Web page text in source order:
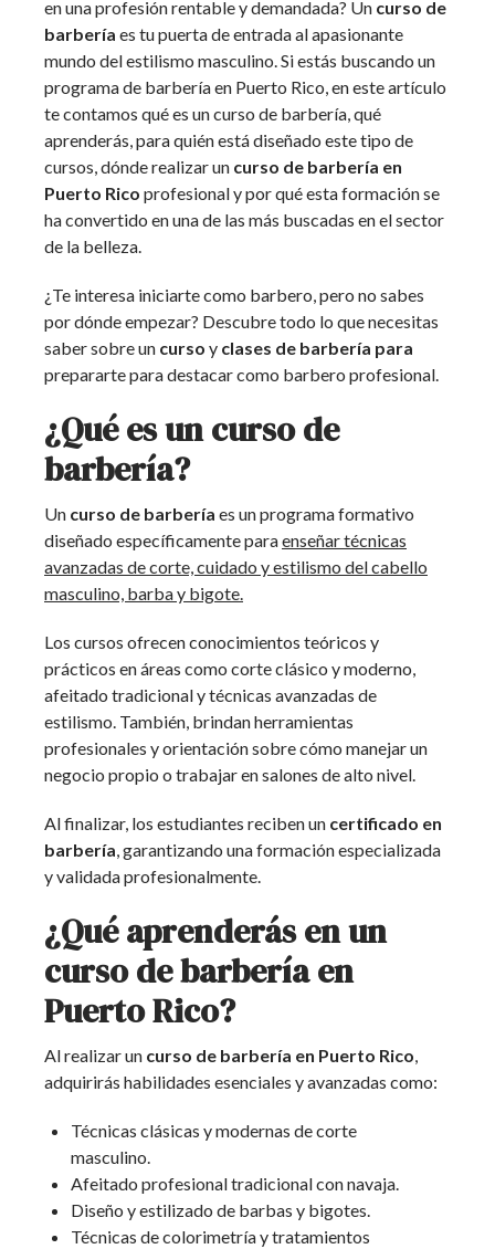
en una profesión rentable y demandada? Un curso de
barbería es tu puerta de entrada al apasionante
mundo del estilismo masculino. Si estás buscando un
programa de barbería en Puerto Rico, en este artículo
te contamos qué es un curso de barbería, qué
aprenderás, para quién está diseñado este tipo de
cursos, dónde realizar un curso de barbería en
Puerto Rico profesional y por qué esta formación se
ha convertido en una de las más buscadas en el sector
de la belleza.
¿Te interesa iniciarte como barbero, pero no sabes
por dónde empezar? Descubre todo lo que necesitas
saber sobre un curso y clases de barbería para
prepararte para destacar como barbero profesional.
¿Qué es un curso de
barbería?
Un curso de barbería es un programa formativo
diseñado específicamente paraenseñar técnicas
avanzadas de corte, cuidado y estilismo del cabello
masculino, barba y bigote.
Los cursos ofrecen conocimientos teóricos y
prácticos en áreas como corte clásico y moderno,
afeitado tradicional y técnicas avanzadas de
estilismo. También, brindan herramientas
profesionales y orientación sobre cómo manejar un
negocio propio o trabajar en salones de alto nivel.
Al finalizar, los estudiantes reciben un certificado en
barbería, garantizando una formación especializada
y validada profesionalmente.
¿Qué aprenderás en un
curso de barbería en
Puerto Rico?
Al realizar un curso de barbería en Puerto Rico,
adquirirás habilidades esenciales y avanzadas como:
Técnicas clásicas y modernas de corte
masculino.
Afeitado profesional tradicional con navaja.
Diseño y estilizado de barbas y bigotes.
Técnicas de colorimetría y tratamientos